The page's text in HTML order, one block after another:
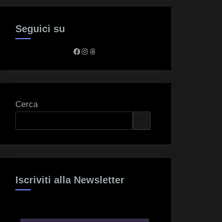
Seguici su
Facebook
Instagram
Threads
Cerca
Iscriviti alla Newsletter